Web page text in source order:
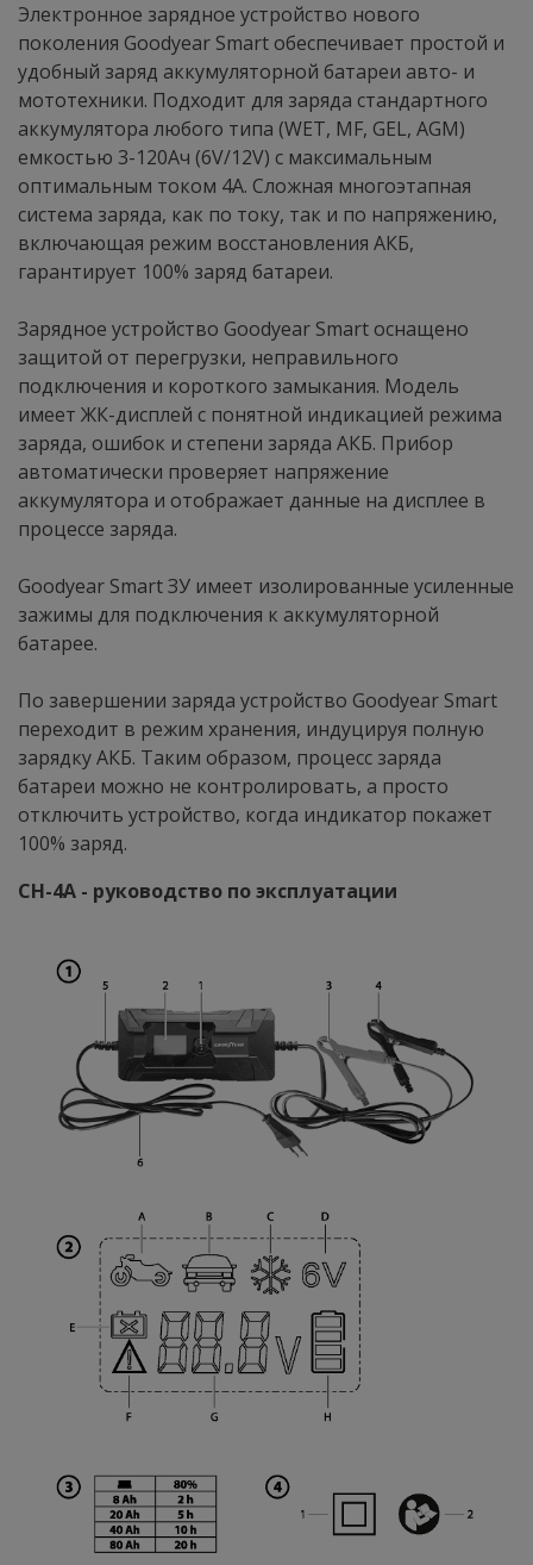
Электронное зарядное устройство нового
поколения Goodyear Smart обеспечивает простой и
удобный заряд аккумуляторной батареи авто- и
мототехники. Подходит для заряда стандартного
аккумулятора любого типа (WET, MF, GEL, AGM)
емкостью 3-120Ач (6V/12V) с максимальным
оптимальным током 4А. Сложная многоэтапная
система заряда, как по току, так и по напряжению,
включающая режим восстановления АКБ,
гарантирует 100% заряд батареи.
Зарядное устройство Goodyear Smart оснащено
защитой от перегрузки, неправильного
подключения и короткого замыкания. Модель
имеет ЖК-дисплей с понятной индикацией режима
заряда, ошибок и степени заряда АКБ. Прибор
автоматически проверяет напряжение
аккумулятора и отображает данные на дисплее в
процессе заряда.
Goodyear Smart ЗУ имеет изолированные усиленные
зажимы для подключения к аккумуляторной
батарее.
По завершении заряда устройство Goodyear Smart
переходит в режим хранения, индуцируя полную
зарядку АКБ. Таким образом, процесс заряда
батареи можно не контролировать, а просто
отключить устройство, когда индикатор покажет
100% заряд.
CH-4A - руководство по эксплуатации